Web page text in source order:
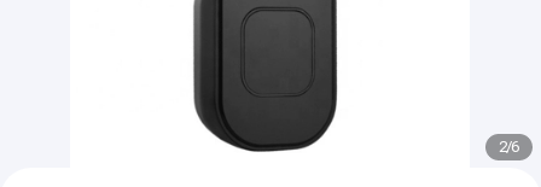
2/6